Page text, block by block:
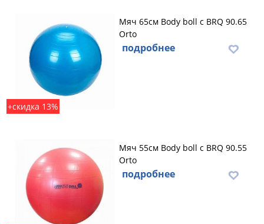
+скидка 13%
Мяч 65см Body boll с BRQ 90.65
Orto
подробнее
Мяч 55см Body boll с BRQ 90.55
Orto
подробнее